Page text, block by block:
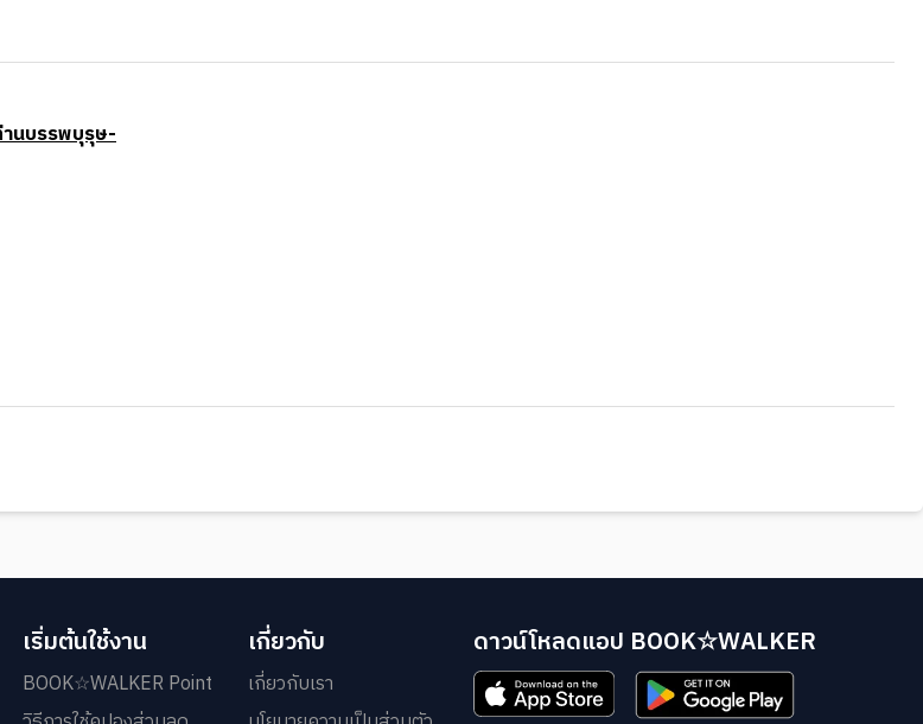
นบรรพบุรุษ-
เริ่มต้นใช้งาน
BOOK☆WALKER Point
เกี่ยวกับ
เกี่ยวกับเรา
ดาวน์โหลดแอป BOOK☆WALKER